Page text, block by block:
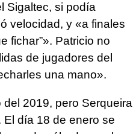
Sigaltec, si podía
velocidad, y «a finales
fichar”». Patricio no
de jugadores del
una mano».
2019, pero Serqueira
día 18 de enero se